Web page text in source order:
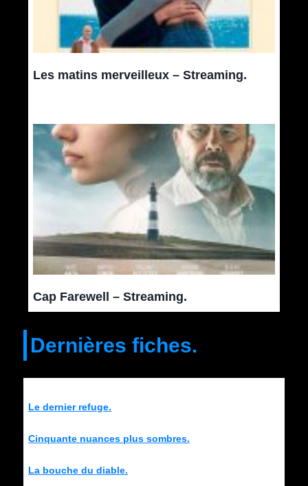
Les matins merveilleux – Streaming.
Cap Farewell – Streaming.
Dernières fiches.
Le dernier refuge.
Cinquante nuances plus sombres.
La bouche du diable.